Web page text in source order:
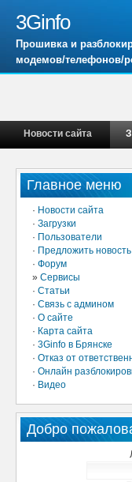
3Ginfo
Прошивка и
модемов/телефонов/
Новости сайта
Главное меню
· Новости сайта
· Загрузки
· Пользователи
· Предложить новость
· Форум
» Сервисы
· Статьи
· Связь с админом
· О сайте
· Карта сайта
· 3Ginfo в Брянске
· Отказ от
· Онлайн
· Видео
Добро